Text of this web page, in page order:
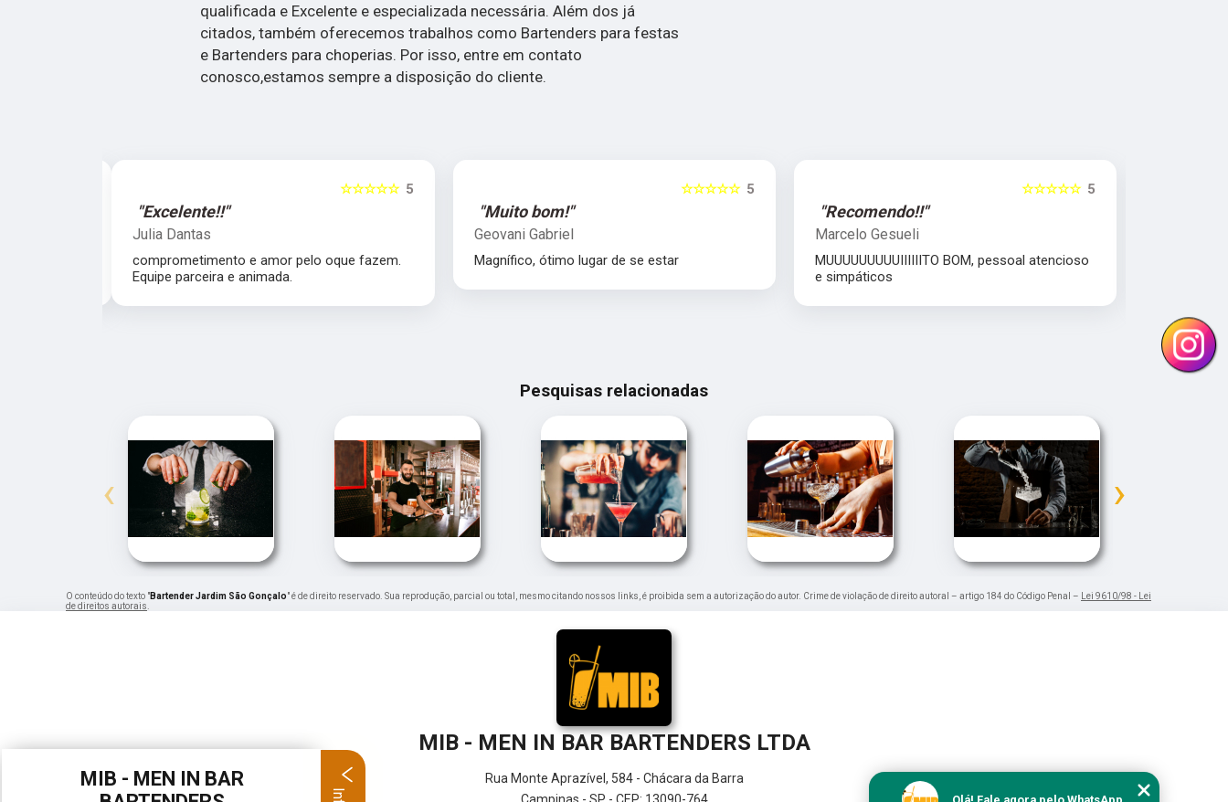
qualificada e Excelente e especializada necessária. Além dos já
citados, também oferecemos trabalhos como Bartenders para festas
e Bartenders para choperias. Por isso, entre em contato
conosco,estamos sempre a disposição do cliente.
5
☆☆☆☆☆
"Excelente!!"
Julia Dantas
comprometimento e amor pelo oque fazem.
Equipe parceira e animada.
5
☆☆☆☆☆
"Muito bom!"
Geovani Gabriel
Magnífico, ótimo lugar de se estar
5
☆☆☆☆☆
"Recomendo!!"
Marcelo Gesueli
MUUUUUUUUUIIIIIITO BOM, pessoal atencioso
e simpáticos
Pesquisas relacionadas
‹ ›
O conteúdo do texto "Bartender Jardim São Gonçalo" é de direito reservado. Sua reprodução, parcial ou total, mesmo citando nossos links, é proibida sem a autorização do autor. Crime de violação de direito autoral – artigo 184 do Código Penal –
Lei 9610/98 - Lei
de direitos autorais
MIB - MEN IN BAR BARTENDERS LTDA
Rua Monte Aprazível, 584 - Chácara da Barra
Campinas - SP - CEP: 13090-764
Olá! Fale agora pelo WhatsApp.
MIB - MEN IN BAR